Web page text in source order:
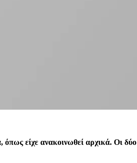
είχε ανακοινωθεί αρχικά. Οι